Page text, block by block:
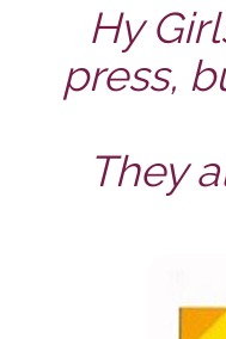
Hy
press,
They